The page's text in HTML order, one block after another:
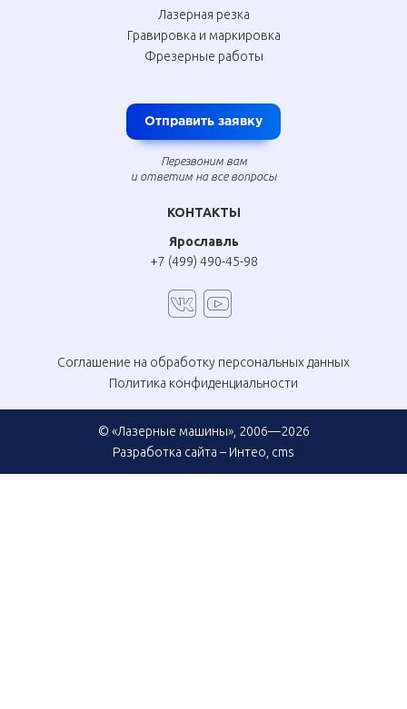
Лазерная резка
Гравировка и маркировка
Фрезерные работы
Отправить заявку
Перезвоним вам
и ответим на все вопросы
КОНТАКТЫ
Ярославль
+7 (499) 490-45-98
Соглашение на обработку персональных данных
Политика конфиденциальности
© «Лазерные машины», 2006—2026
Разработка сайта – Интео, cms